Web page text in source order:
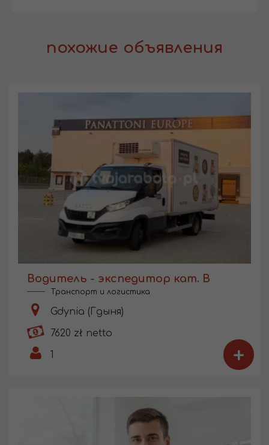
похожие объявления
Водитель - экспедитор кат. В
Транспорт и логистика
Gdynia (Гдыня)
7620 zł netto
1
+